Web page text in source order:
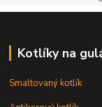
Kotlíky na
Smaltovaný kotlík